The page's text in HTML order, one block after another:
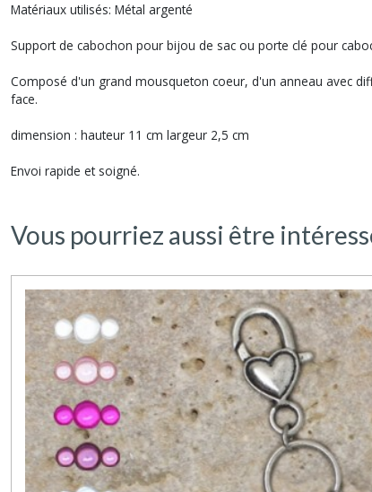
Matériaux utilisés: Métal argenté
Support de cabochon pour bijou de sac ou porte clé pour
Composé d'un grand mousqueton coeur, d'un anneau avec
face.
dimension : hauteur 11 cm largeur 2,5 cm
Envoi rapide et soigné.
Vous pourriez aussi être